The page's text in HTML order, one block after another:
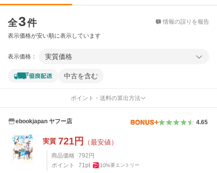
全3件 情報の誤りを報告
表示価格が安い順に表示しています
表示価格： 実質価格
中古を含む
ポイント・送料の算出方法
ebookjapan ヤフー店 4.65
実質 721円 （最安値）
商品価格 792 円
ポイント
71pt 10%要エントリー